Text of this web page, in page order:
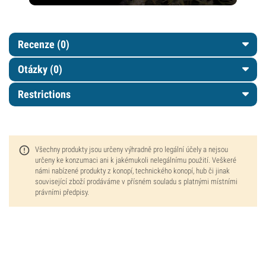
Recenze (0)
Otázky (0)
Restrictions
Všechny produkty jsou určeny výhradně pro legální účely a nejsou
určeny ke konzumaci ani k jakémukoli nelegálnímu použití. Veškeré
námi nabízené produkty z konopí, technického konopí, hub či jinak
související zboží prodáváme v přísném souladu s platnými místními
právními předpisy.